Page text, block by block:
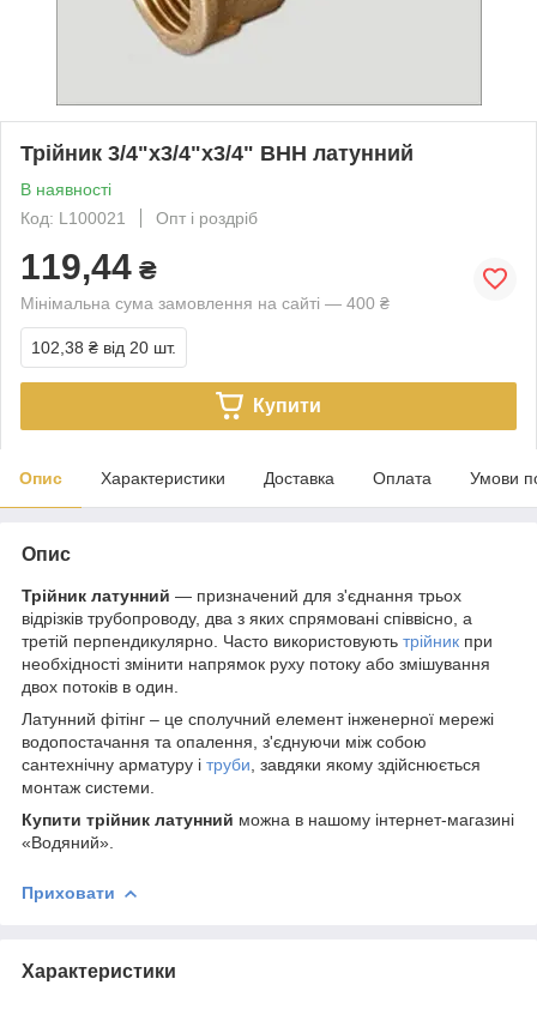
Трійник 3/4"х3/4"х3/4" ВНН латунний
В наявності
Код: L100021
Опт і роздріб
119,44 ₴
Мінімальна сума замовлення на сайті — 400 ₴
102,38 ₴ від 20 шт.
Купити
Опис Характеристики Доставка Оплата Умови
Опис
Трійник латунний — призначений для з'єднання трьох
відрізків трубопроводу, два з яких спрямовані співвісно, а
третій перпендикулярно. Часто використовують трійник при
необхідності змінити напрямок руху потоку або змішування
двох потоків в один.
Латунний фітінг – це сполучний елемент інженерної мережі
водопостачання та опалення, з'єднуючи між собою
сантехнічну арматуру і труби , завдяки якому здійснюється
монтаж системи.
Купити трійник латунний можна в нашому інтернет-магазині
«Водяний».
Приховати
Характеристики